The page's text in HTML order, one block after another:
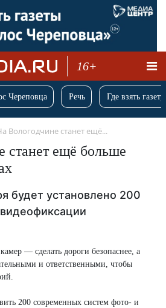
16+
Череповца Речь Где взять
Вологодчине станет ещё...
станет ещё больше
будет установлено 200
— сделать дороги безопаснее, а
и ответственными, чтобы
200 современных систем фото- и